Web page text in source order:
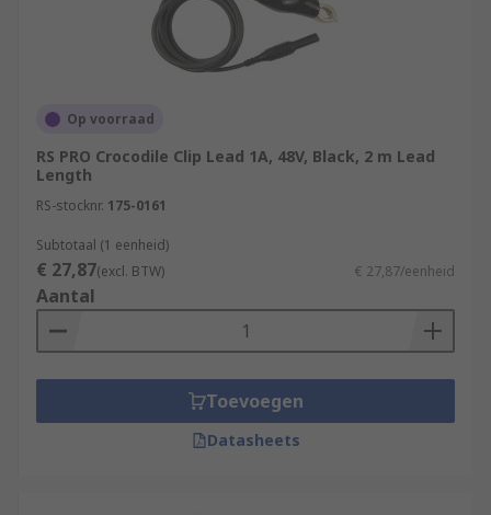
Op voorraad
RS PRO Crocodile Clip Lead 1A, 48V, Black, 2 m Lead
Length
RS-stocknr. 175-0161
Subtotaal (1 eenheid)
€ 27,87(excl. BTW) € 27,87/eenheid
Aantal
Toevoegen
Datasheets